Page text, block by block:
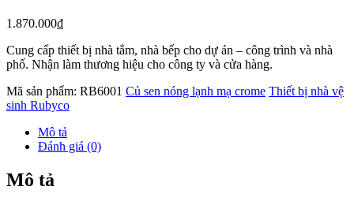
1.870.000₫
Cung cấp thiết bị nhà tắm, nhà bếp cho dự án – công trình và nhà
phố. Nhận làm thương hiệu cho công ty và cửa hàng.
Mã sản phẩm: RB6001 Củ sen nóng lạnh mạ crome Thiết bị nhà vệ
sinh Rubyco
Mô tả
Đánh giá (0)
Mô tả